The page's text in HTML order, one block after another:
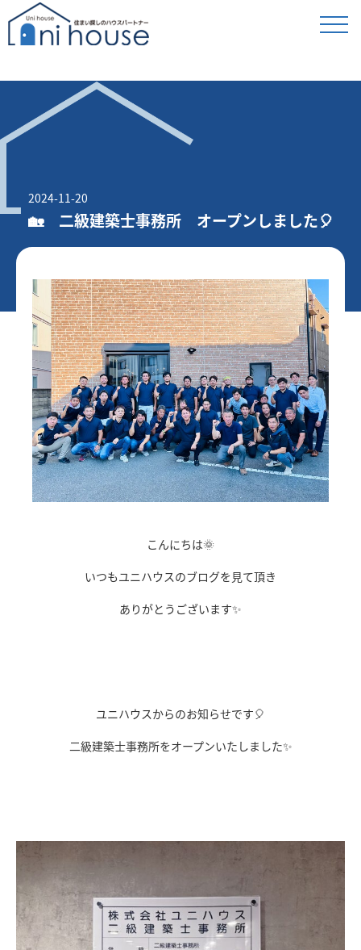
2024-11-20
🏡 二級建築士事務所 オープンしました🎈
こんにちは🌞
いつもユニハウスのブログを見て頂き
ありがとうございます✨
ユニハウスからのお知らせです🎈
二級建築士事務所をオープンいたしました✨